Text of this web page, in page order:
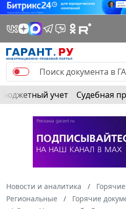
Бюджетный учет Судебная
Новости и аналитика
Региональные
Горячие